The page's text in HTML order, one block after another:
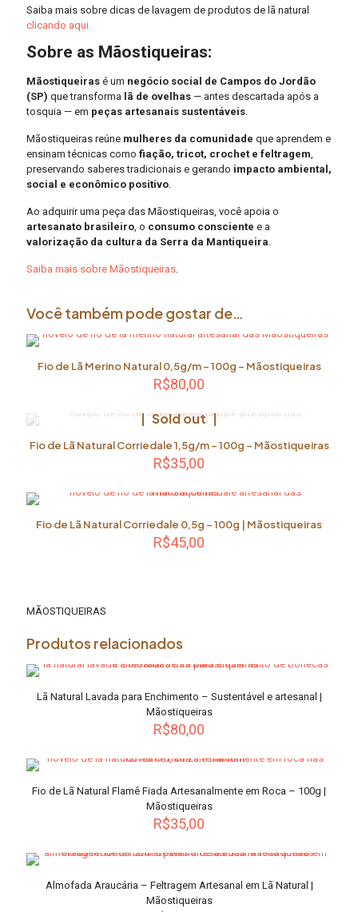
Saiba mais sobre dicas de lavagem de produtos de lã natural
clicando aqui.
Sobre as Mãostiqueiras:
Mãostiqueiras é um negócio social de Campos do Jordão
(SP) que transforma lã de ovelhas — antes descartada após a
tosquia — em peças artesanais sustentáveis.
Mãostiqueiras reúne mulheres da comunidade que aprendem e
ensinam técnicas como fiação, tricot, crochet e feltragem,
preservando saberes tradicionais e gerando impacto ambiental,
social e econômico positivo.
Ao adquirir uma peça das Mãostiqueiras, você apoia o
artesanato brasileiro, o consumo consciente e a
valorização da cultura da Serra da Mantiqueira.
Saiba mais sobre Mãostiqueiras.
Você também pode gostar de…
Fio de Lã Merino Natural 0,5g/m – 100g – Mãostiqueiras
R$80,00
Sold out
Fio de Lã Natural Corriedale 1,5g/m – 100g – Mãostiqueiras
R$35,00
produto
várias
variantes.
página
do
Fio de Lã Natural Corriedale 0,5g – 100g | Mãostiqueiras
R$45,00
As
podem
escolhidas
na
página
produto
MÃOSTIQUEIRAS
Produtos relacionados
Lã Natural Lavada para Enchimento – Sustentável e artesanal |
Mãostiqueiras
R$80,00
Fio de Lã Natural Flamê Fiada Artesanalmente em Roca – 100g |
Mãostiqueiras
R$35,00
produto
várias
variantes.
Almofada Araucária – Feltragem Artesanal em Lã Natural |
Mãostiqueiras